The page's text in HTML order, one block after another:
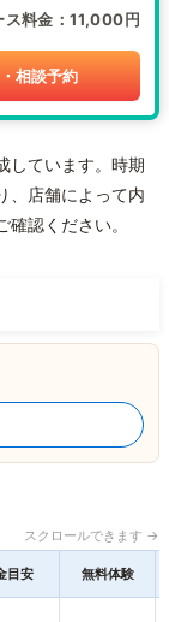
ス料金 11,000円
相談予約
しています。時期
、店舗によって内
認ください。
スクロールできます →
目安 無料体験